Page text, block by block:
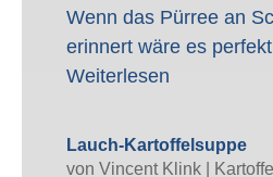
Wenn das Pürree an
erinnert wäre es
Weiterlesen
Lauch-Kartoffelsuppe
von Vincent Klink| Kartoffel